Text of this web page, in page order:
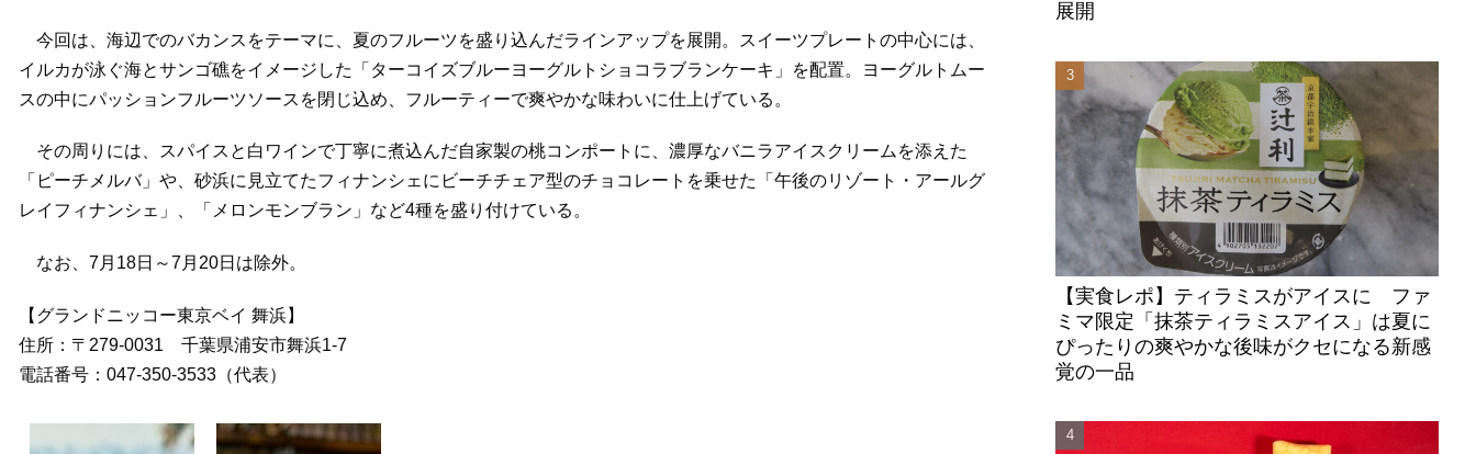
今回は、海辺でのバカンスをテーマに、夏のフルーツを盛り込んだラインアップを展開。スイーツプレートの中心には、
イルカが泳ぐ海とサンゴ礁をイメージした「ターコイズブルーヨーグルトショコラブランケーキ」を配置。ヨーグルトムー
スの中にパッションフルーツソースを閉じ込め、フルーティーで爽やかな味わいに仕上げている。
その周りには、スパイスと白ワインで丁寧に煮込んだ自家製の桃コンポートに、濃厚なバニラアイスクリームを添えた
「ピーチメルバ」や、砂浜に見立てたフィナンシェにビーチチェア型のチョコレートを乗せた「午後のリゾート・アールグ
レイフィナンシェ」、「メロンモンブラン」など4種を盛り付けている。
なお、7月18日～7月20日は除外。
【グランドニッコー東京ベイ 舞浜】
住所：〒279-0031 千葉県浦安市舞浜1-7
電話番号：047-350-3533（代表）
展開
【実食レポ】ティラミスがアイスに ファ
ミマ限定「抹茶ティラミスアイス」は夏に
ぴったりの爽やかな後味がクセになる新感
覚の一品